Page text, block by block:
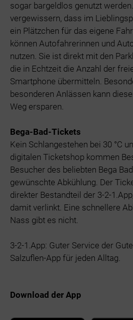
sogar bargeldlos genutzt
vergewissern, dass im
ein Plätzchen für das eigene
können Autofahrerinnen und
nutzen. Sie ist direkt mit den
die in Echtzeit die Anzahl der
Smartphone übermitteln.
besonderen Anlässen kann
Weg ersparen.
Bega-Bad-Tickets
Kein Schlangestehen bei 30 °C
digitalen Ticketshop kommen
Besucher des beliebten Bega
gewünschte Abkühlung. Der
direkter Bestandteil der 3-2-
damit verlinkt. Eine schnellere
Nass gibt es nicht.
3-2-1.App: Guter Service der
Salzuflen-App für jeden Alltag.
Download der App